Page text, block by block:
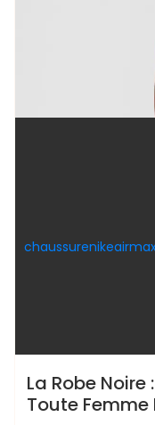
La Robe Noire
Toute Femme